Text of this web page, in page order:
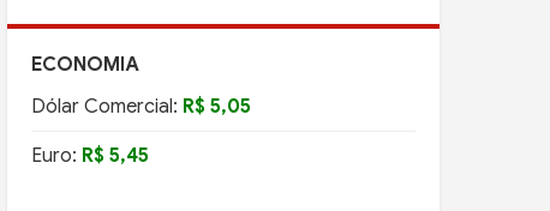
ECONOMIA
Dólar Comercial: R$ 5,05
Euro: R$ 5,45